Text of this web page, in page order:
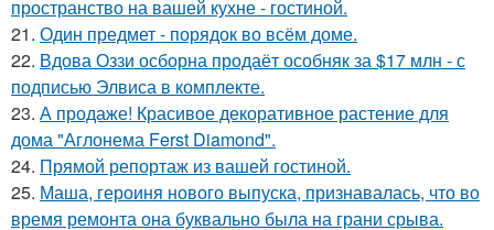
пространство на вашей кухне - гостиной.
21. Один предмет - порядок во всём доме.
22. Вдова Оззи осборна продаёт особняк за $17 млн - с
подписью Элвиса в комплекте.
23. А продаже! Красивое декоративное растение для
дома "Аглонема Ferst Diamond".
24. Прямой репортаж из вашей гостиной.
25. Маша, героиня нового выпуска, признавалась, что во
время ремонта она буквально была на грани срыва.